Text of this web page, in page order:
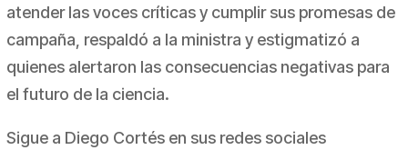
atender las voces críticas y cumplir sus promesas de
campaña, respaldó a la ministra y estigmatizó a
quienes alertaron las consecuencias negativas para
el futuro de la ciencia.
Sigue a Diego Cortés en sus redes sociales